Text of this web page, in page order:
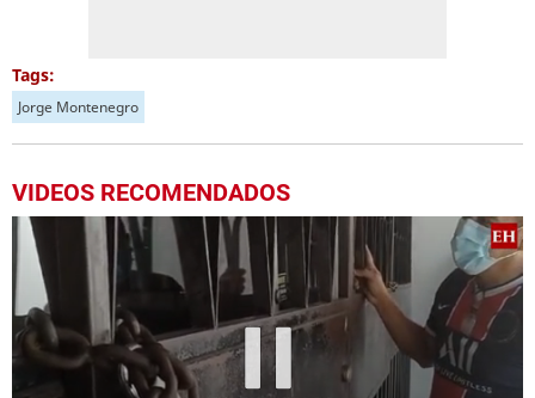
Tags:
Jorge Montenegro
VIDEOS RECOMENDADOS